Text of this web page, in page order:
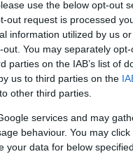
use the below opt-out
out request is processed
information utilized by us
You may separately
parties on the IAB’s list of
us to third parties on the
other third parties.
services and may
behaviour. You may
your data for below
József Színház,
által felvetett,